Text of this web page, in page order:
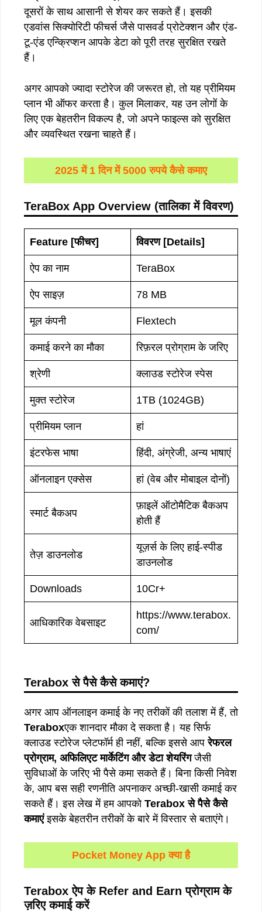
दूसरों के साथ आसानी से शेयर कर सकते हैं। इसकी
एडवांस सिक्योरिटी फीचर्स जैसे पासवर्ड प्रोटेक्शन और एंड-
टू-एंड एन्क्रिप्शन आपके डेटा को पूरी तरह सुरक्षित रखते
हैं।
अगर आपको ज्यादा स्टोरेज की जरूरत हो, तो यह प्रीमियम
प्लान भी ऑफर करता है। कुल मिलाकर, यह उन लोगों के
लिए एक बेहतरीन विकल्प है, जो अपने फाइल्स को सुरक्षित
और व्यवस्थित रखना चाहते हैं।
2025 में 1 दिन में 5000 रुपये कैसे कमाए
TeraBox App Overview (तालिका में विवरण)
Feature [फीचर] विवरण[Details]
ऐप का नाम TeraBox
ऐप साइज़ 78 MB
मूल कंपनी Flextech
कमाई करने का मौका रिफ़रल प्रोग्राम के जरिए
श्रेणी क्लाउड स्टोरेज स्पेस
मुक्त स्टोरेज 1TB (1024GB)
प्रीमियम प्लान हां
इंटरफेस भाषा हिंदी, अंग्रेजी, अन्य भाषाएं
ऑनलाइन एक्सेस हां (वेब और मोबाइल दोनों)
स्मार्ट बैकअप
फ़ाइलें ऑटोमैटिक बैकअप
होती हैं
तेज़ डाउनलोड
यूज़र्स के लिए हाई-स्पीड
डाउनलोड
Downloads 10Cr+
आधिकारिक वेबसाइट
https://www.terabox.
com/
Teraboxसे पैसे कैसे कमाएं?
अगर आप ऑनलाइन कमाई के नए तरीकों की तलाश में हैं, तो
Teraboxएक शानदार मौका दे सकता है। यह सिर्फ
क्लाउड स्टोरेज प्लेटफॉर्म ही नहीं, बल्कि इससे आपरेफरल
प्रोग्राम, अफिलिएट मार्केटिंग और डेटा शेयरिंगजैसी
सुविधाओं के जरिए भी पैसे कमा सकते हैं। बिना किसी निवेश
के, आप बस सही रणनीति अपनाकर अच्छी-खासी कमाई कर
सकते हैं। इस लेख में हम आपको Teraboxसे पैसे कैसे
कमाएंइसके बेहतरीन तरीकों के बारे में विस्तार से बताएंगे।
Pocket Money App क्या है
Terabox ऐप के Refer and Earn प्रोग्राम के
ज़रिए कमाई करें